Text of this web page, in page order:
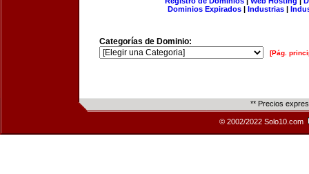
Dominios Expirados | Industrias |
Categorías de Dominio:
[Pág.
** Precios
© 2002/2022 Solo10.com